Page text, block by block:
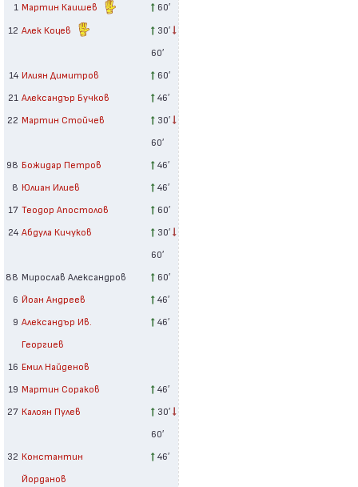
1 Мартин Каишев 60′
12 Алек Коцев
30′
60′
14 Илиян Димитров
60′
21 Александър Бучков
46′
22 Мартин Стойчев
30′
60′
98 Божидар Петров
46′
8 Юлиан Илиев
46′
17 Теодор Апостолов
60′
24 Абдула Кичуков
30′
60′
88 Мирослав Александров
60′
6 Йоан Андреев
46′
9 Александър Ив.
Георгиев
46′
16 Емил Найденов
19 Мартин Сораков
46′
27 Калоян Пулев
30′
60′
32 Константин
Йорданов
46′